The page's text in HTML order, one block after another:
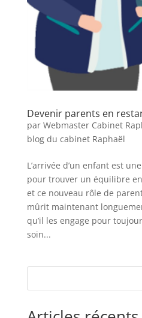
Devenir parents en
par Webmaster Cabinet
blog du cabinet Raphaël
L’arrivée d’un enfant est
pour trouver un équilibre
et ce nouveau rôle de
mûrit maintenant
qu’il les engage pour
soin...